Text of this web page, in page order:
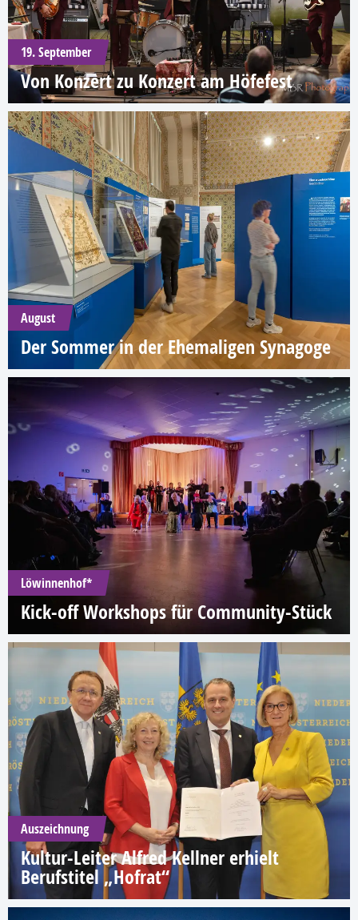
19. September
Von Konzert zu Konzert am Höfefest
August
Der Sommer in der Ehemaligen Synagoge
Löwinnenhof*
Kick-off Workshops für Community-Stück
Auszeichnung
Kultur-Leiter Alfred Kellner erhielt
Berufstitel „Hofrat“